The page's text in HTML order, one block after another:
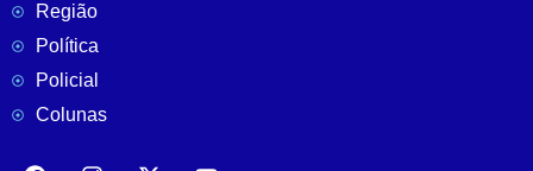
Região
Política
Policial
Colunas